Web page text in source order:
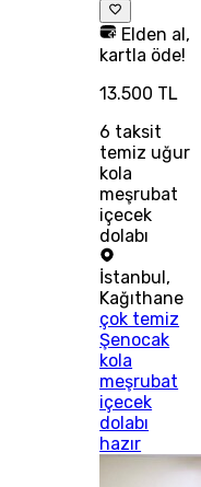
Elden al,
kartla öde!
13.500 TL
6 taksit
temiz uğur
kola
meşrubat
içecek
dolabı
İstanbul,
Kağıthane
çok temiz
Şenocak
kola
meşrubat
içecek
dolabı
hazır